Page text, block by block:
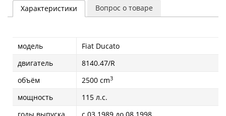
Характеристики Вопрос о товаре
модель
Fiat Ducatо
двигатель
8140.47/R
объём
2500 cm3
мощность
115 л.с.